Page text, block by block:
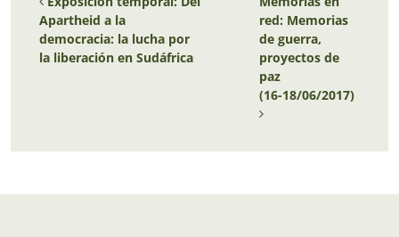
Apartheid a la
democracia: la lucha por
la liberación en Sudáfrica
red: Memorias
de guerra,
proyectos de
paz
(16-18/06/2017)